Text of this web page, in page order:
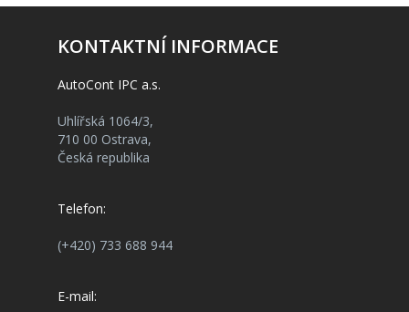
KONTAKTNÍ INFORMACE
AutoCont IPC a.s.
Uhlířská 1064/3,
710 00 Ostrava,
Česká republika
Telefon:
(+420) 733 688 944
E-mail: